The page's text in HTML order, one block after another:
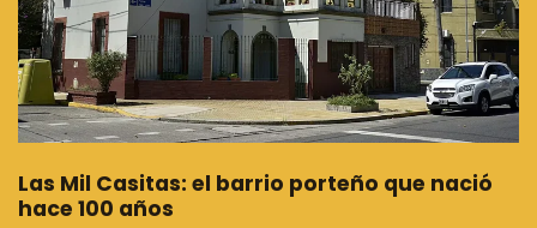
Las Mil Casitas: el barrio porteño que nació
hace 100 años